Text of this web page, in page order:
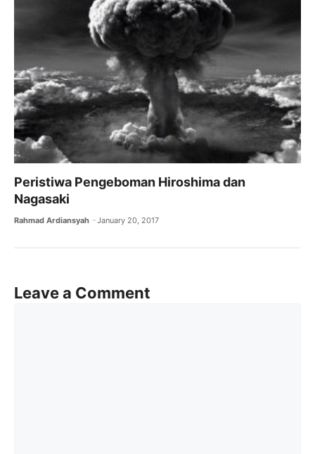
Peristiwa Pengeboman Hiroshima dan
Nagasaki
Rahmad Ardiansyah January 20, 2017
Leave a Comment